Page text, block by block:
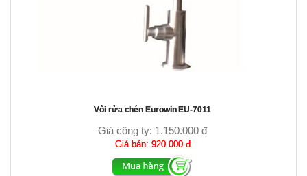
Vòi rửa chén Eurowin EU-7011
Giá công ty:1.150.000 đ
Giá bán: 920.000 đ